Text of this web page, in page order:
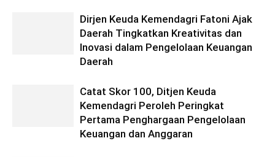
Dirjen Keuda Kemendagri Fatoni Ajak
Daerah Tingkatkan Kreativitas dan
Inovasi dalam Pengelolaan Keuangan
Daerah
Catat Skor 100, Ditjen Keuda
Kemendagri Peroleh Peringkat
Pertama Penghargaan Pengelolaan
Keuangan dan Anggaran